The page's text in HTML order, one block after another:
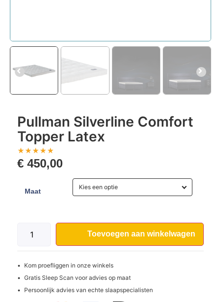
Pullman Silverline Comfort
Topper Latex
★★★★★
€ 450,00
Maat
Kies een optie
Toevoegen aan winkelwagen
Kom proefliggen in onze winkels
Gratis Sleep Scan voor advies op maat
Persoonlijk advies van echte slaapspecialisten